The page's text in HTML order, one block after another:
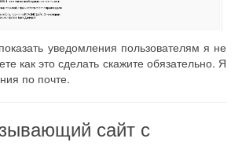
уведомления пользователям я не
как это сделать скажите обязательно. Я
по почте.
сайт с